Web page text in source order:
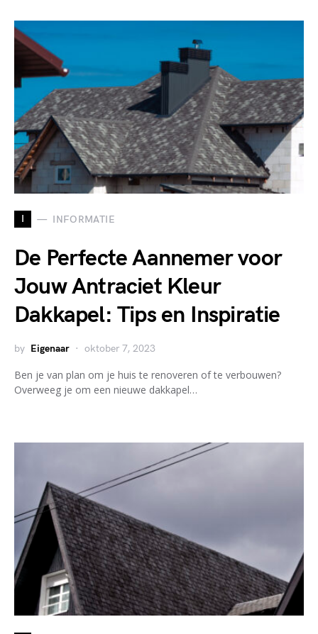
I INFORMATIE
De Perfecte Aannemer voor
Jouw Antraciet Kleur
Dakkapel: Tips en Inspiratie
by Eigenaar oktober 7, 2023
Ben je van plan om je huis te renoveren of te verbouwen?
Overweeg je om een nieuwe dakkapel…